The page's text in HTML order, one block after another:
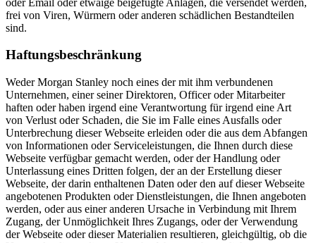
frei von Viren, Würmern oder anderen schädlichen Bestandteilen
sind.
Haftungsbeschränkung
Weder Morgan Stanley noch eines der mit ihm verbundenen
Unternehmen, einer seiner Direktoren, Officer oder Mitarbeiter
haften oder haben irgend eine Verantwortung für irgend eine Art
von Verlust oder Schaden, die Sie im Falle eines Ausfalls oder
Unterbrechung dieser Webseite erleiden oder die aus dem Abfangen
von Informationen oder Serviceleistungen, die Ihnen durch diese
Webseite verfügbar gemacht werden, oder der Handlung oder
Unterlassung eines Dritten folgen, der an der Erstellung dieser
Webseite, der darin enthaltenen Daten oder den auf dieser Webseite
angebotenen Produkten oder Dienstleistungen, die Ihnen angeboten
werden, oder aus einer anderen Ursache in Verbindung mit Ihrem
Zugang, der Unmöglichkeit Ihres Zugangs, oder der Verwendung
der Webseite oder dieser Materialien resultieren, gleichgültig, ob die